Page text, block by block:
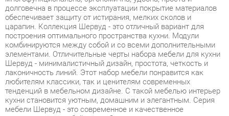
построения оптимального пространства кухни. Модули
комбинируются между собой и со всеми дополнительными
элементами. Отличительные черты набора мебели для кухни
Шервуд - минималистичный дизайн, простота, четкость и
лаконичность линий. Этот набор мебели понравится как
любителям классики, так и ценителям современных
тенденций в мебельном дизайне. С такой мебелью интерьер
кухни становится уютным, домашним и элегантным. Серия
мебели Шервуд - это современное и качественное
оснащение для любой кухни. Светлая и гармоничная кухня
Шервуд привнесет атмосферу уюта и комфорта в ваш
интерьер и поможет почувствовать себя искусным творцом
кулинарных изысков. Широкая база элементов, позволит